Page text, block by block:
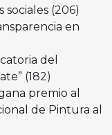
sociales (206)
en
del
(182)
premio al
de Pintura al